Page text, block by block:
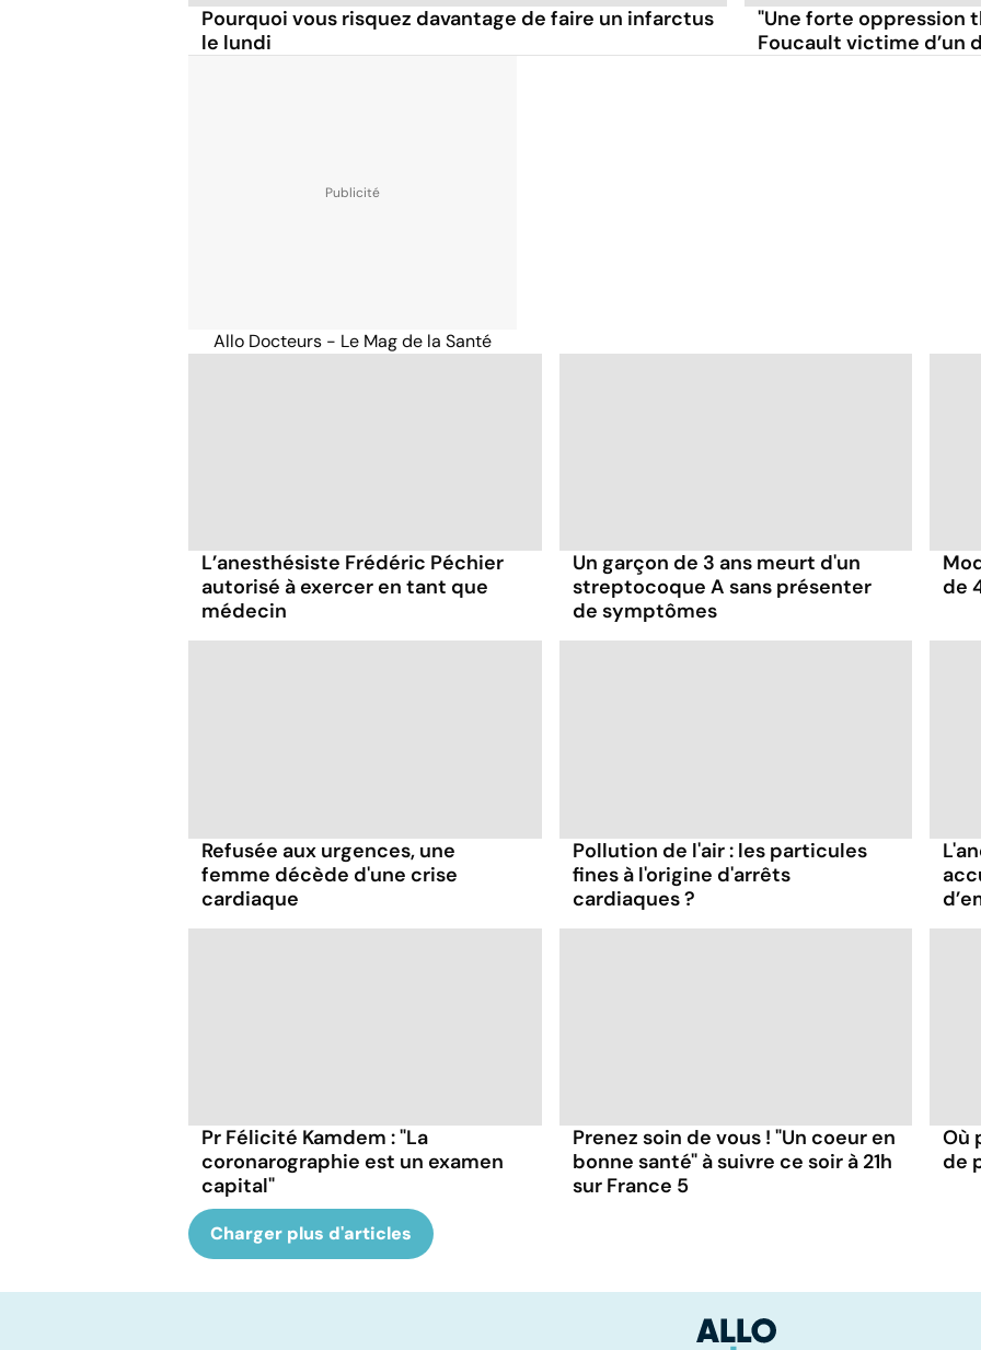
Pourquoi vous risquez davantage de faire un infarctus
le lundi
"Une forte oppression
Foucault victime d’un
Allo Docteurs - Le Mag de la Santé
L’anesthésiste Frédéric Péchier
autorisé à exercer en tant que
médecin
Un garçon de 3 ans meurt d'un
streptocoque A sans présenter
de symptômes
de
Refusée aux urgences, une
femme décède d'une crise
cardiaque
Pollution de l'air : les particules
fines à l'origine d'arrêts
cardiaques ?
Pr Félicité Kamdem : "La
coronarographie est un examen
capital"
Prenez soin de vous ! "Un coeur en
bonne santé" à suivre ce soir à 21h
sur France 5
Où
de
Charger plus d'articles